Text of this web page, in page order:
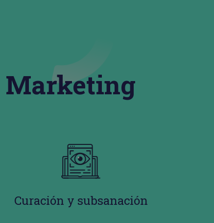
Marketing
Curación y subsanación